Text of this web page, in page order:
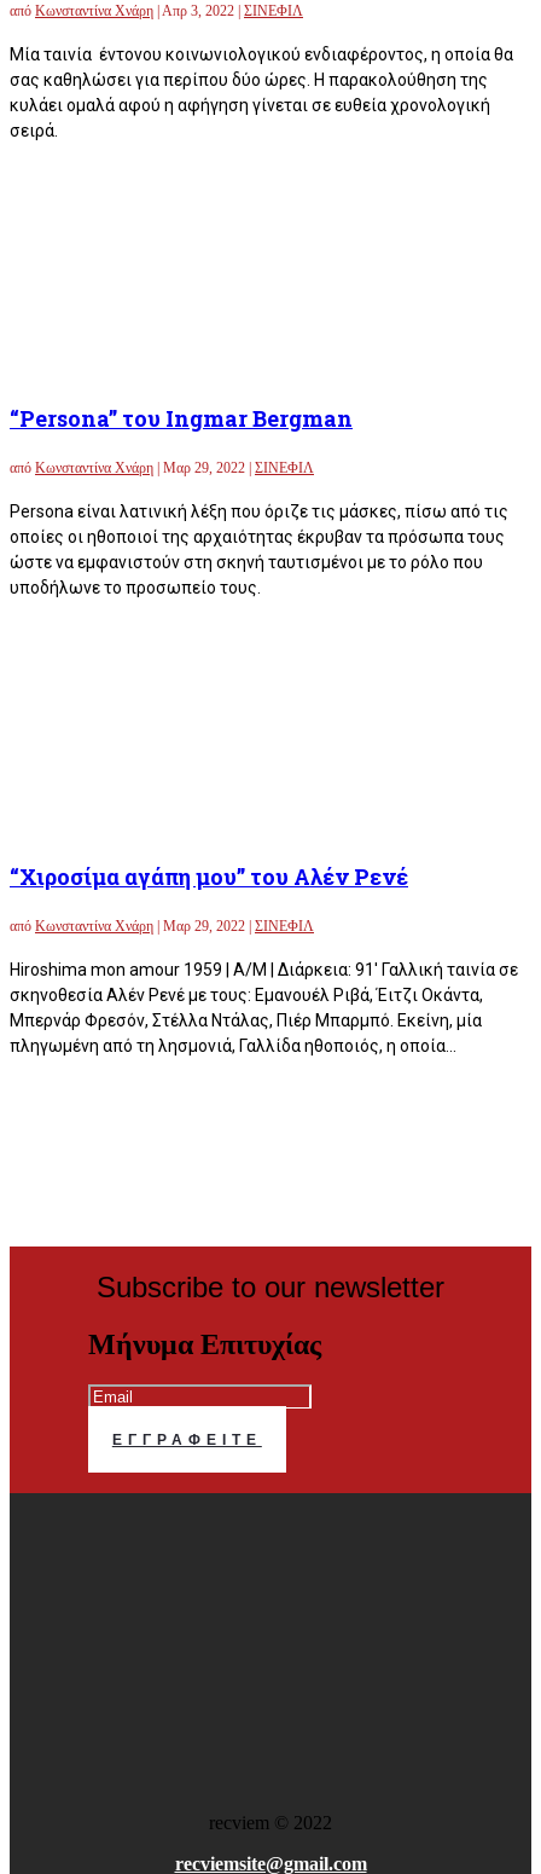
από Κωνσταντίνα Χνάρη | Απρ 3, 2022 | ΣΙΝΕΦΙΛ
Μία ταινία έντονου κοινωνιολογικού ενδιαφέροντος, η οποία θα
σας καθηλώσει για περίπου δύο ώρες. Η παρακολούθηση της
κυλάει ομαλά αφού η αφήγηση γίνεται σε ευθεία χρονολογική
σειρά.
“Persona” του Ingmar Bergman
από Κωνσταντίνα Χνάρη Μαρ 29, 2022 ΣΙΝΕΦΙΛ
Persona είναι λατινική λέξη που όριζε τις μάσκες, πίσω από τις
οποίες οι ηθοποιοί της αρχαιότητας έκρυβαν τα πρόσωπα τους
ώστε να εμφανιστούν στη σκηνή ταυτισμένοι με το ρόλο που
υποδήλωνε το προσωπείο τους.
“Χιροσίμα αγάπη μου” του Αλέν Ρενέ
από Κωνσταντίνα Χνάρη | Μαρ 29, 2022 | ΣΙΝΕΦΙΛ
Hiroshima mon amour 1959 | Α/Μ | Διάρκεια: 91′ Γαλλική ταινία σε
σκηνοθεσία Αλέν Ρενέ με τους: Εμανουέλ Ριβά, Έιτζι Οκάντα,
Μπερνάρ Φρεσόν, Στέλλα Ντάλας, Πιέρ Μπαρμπό. Εκείνη, μία
πληγωμένη από τη λησμονιά, Γαλλίδα ηθοποιός, η οποία...
Subscribe to our newsletter
Μήνυμα Επιτυχίας
ΕΓΓΡΑΦΕΊΤΕ
recviem © 2022
recviemsite@gmail.com